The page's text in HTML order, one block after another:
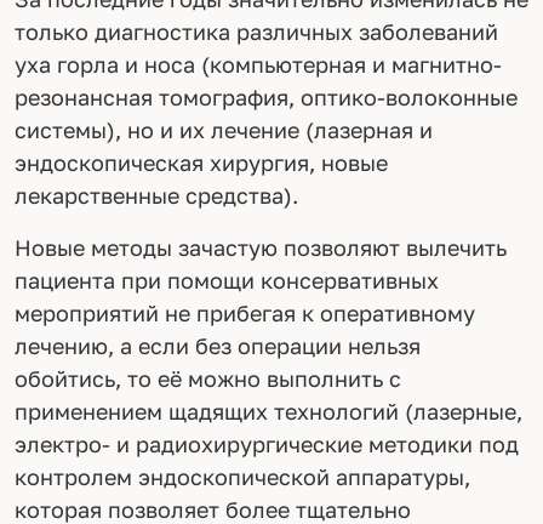
только диагностика различных заболеваний
уха горла и носа (компьютерная и магнитно-
резонансная томография, оптико-волоконные
системы), но и их лечение (лазерная и
эндоскопическая хирургия, новые
лекарственные средства).
Новые методы зачастую позволяют вылечить
пациента при помощи консервативных
мероприятий не прибегая к оперативному
лечению, а если без операции нельзя
обойтись, то её можно выполнить с
применением щадящих технологий (лазерные,
электро- и радиохирургические методики под
контролем эндоскопической аппаратуры,
которая позволяет более тщательно